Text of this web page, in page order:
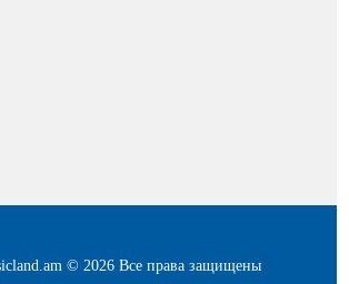
© 2026 Все права защищены